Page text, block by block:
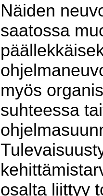
Näiden
saatossa
myös
suhteessa
osalta liittyy